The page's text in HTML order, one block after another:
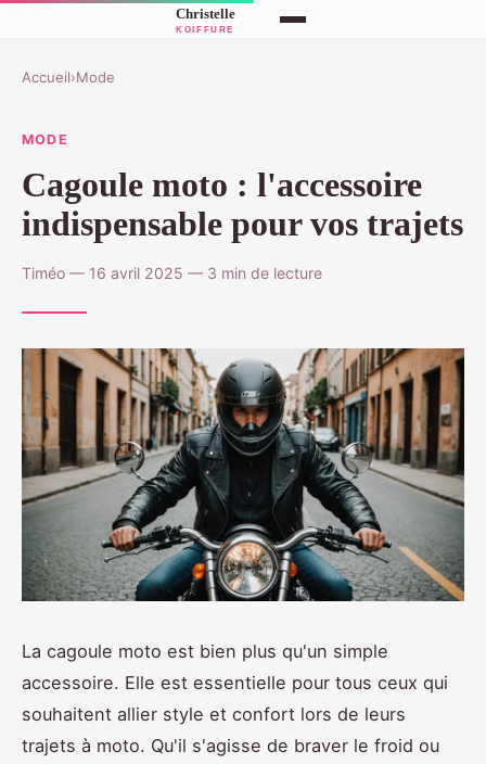
Accueil›Mode
MODE
Cagoule moto : l'accessoire
indispensable pour vos trajets
Timéo — 16 avril 2025 — 3 min de lecture
La cagoule moto est bien plus qu'un simple
accessoire. Elle est essentielle pour tous ceux qui
souhaitent allier style et confort lors de leurs
trajets à moto. Qu'il s'agisse de braver le froid ou